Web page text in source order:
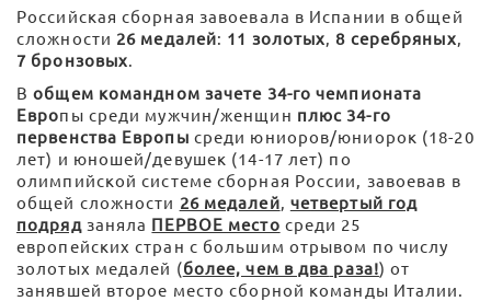
Российская сборная завоевала в Испании в общей
сложности 26 медалей: 11 золотых, 8 серебряных,
7 бронзовых.
Вобщем командном зачете 34-го чемпионата
Европы среди мужчин/женщин плюс 34-го
первенства Европы среди юниоров/юниорок (18-20
лет) и юношей/девушек (14-17 лет) по
олимпийской системе сборная России, завоевав в
общей сложности 26 медалей, четвертый год
подрядзаняла ПЕРВОЕ место среди 25
европейских стран с большим отрывом по числу
золотых медалей (более, чем в два раза!) от
занявшей второе место сборной команды Италии.